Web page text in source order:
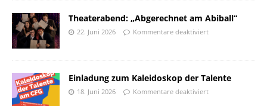
Theaterabend: „Abgerechnet am Abiball“
22. Juni 2026 Kommentare deaktiviert
Einladung zum Kaleidoskop der Talente
18. Juni 2026 Kommentare deaktiviert